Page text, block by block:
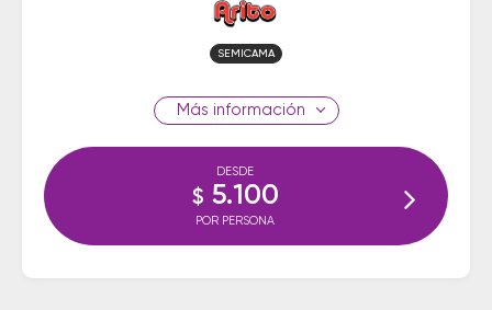
SEMICAMA
información
DESDE
$ 5.100
POR PERSONA